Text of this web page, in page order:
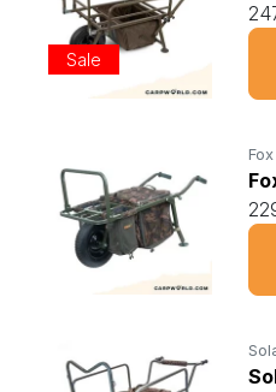
Sale
Fox